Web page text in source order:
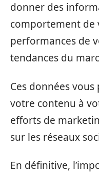
donner des
comportement de
performances de
tendances du
Ces données
votre contenu à
efforts de
sur les réseaux
En définitive,